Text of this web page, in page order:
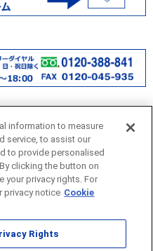
information to measure
service, to assist our
to provide personalised
clicking the button on
your privacy rights. For
privacy notice Cookie
Rights